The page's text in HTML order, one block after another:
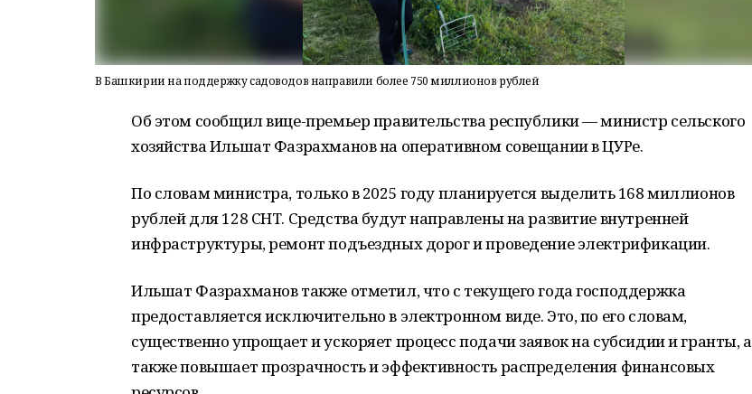
В Башкирии на поддержку садоводов направили более 750 миллионов рублей
Об этом сообщил вице-премьер правительства республики — министр сельского
хозяйства Ильшат Фазрахманов на оперативном совещании в ЦУРе.
По словам министра, только в 2025 году планируется выделить168 миллионов
рублейдля128 СНТ. Средства будут направлены на развитие внутренней
инфраструктуры, ремонт подъездных дорог и проведение электрификации.
Ильшат Фазрахманов также отметил, что с текущего года господдержка
предоставляется исключительнов электронном виде. Это, по его словам,
существенно упрощает и ускоряет процесс подачи заявок на субсидии и гранты, а
также повышает прозрачность и эффективность распределения финансовых